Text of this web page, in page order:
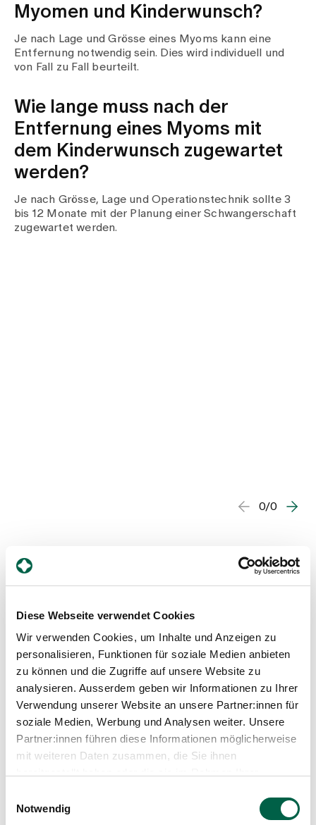
Diese Webseite verwendet Cookies
Wir verwenden Cookies, um Inhalte und Anzeigen zu
personalisieren, Funktionen für soziale Medien anbieten
zu können und die Zugriffe auf unsere Website zu
analysieren. Ausserdem geben wir Informationen zu Ihrer
Verwendung unserer Website an unsere Partner:innen für
soziale Medien, Werbung und Analysen weiter. Unsere
Partner:innen führen diese Informationen möglicherweise
mit weiteren Daten zusammen, die Sie ihnen
Notwendig
Myomen und Kinderwunsch?
Je nach Lage und Grösse eines Myoms kann eine
Entfernung notwendig sein. Dies wird individuell und
von Fall zu Fall beurteilt.
Wie lange muss nach der
Entfernung eines Myoms mit
dem Kinderwunsch zugewartet
werden?
Je nach Grösse, Lage und Operationstechnik sollte 3
bis 12 Monate mit der Planung einer Schwangerschaft
zugewartet werden.
0/0
Dr. med. Roland Braneti
Profil anzeigen